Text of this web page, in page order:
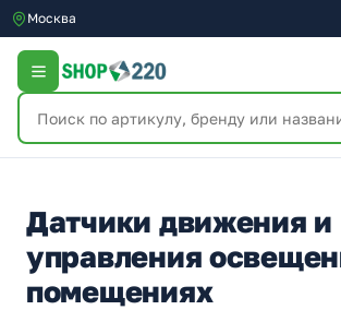
Москва
Датчики движения и
управления
помещениях